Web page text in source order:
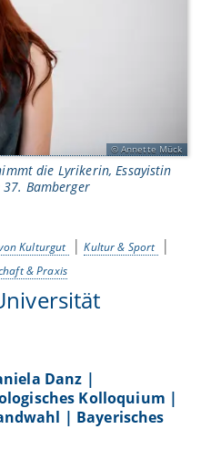
Annette Mück
die Lyrikerin, Essayistin
Bamberger
Kulturgut
Kultur & Sport
& Praxis
Danz |
Kolloquium |
| Bayerisches